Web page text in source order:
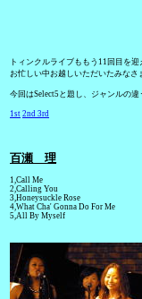
トィンクルライブももう11回目を
お忙しい中お越しいただいたみなさ
今回はSelect5と題し、ジャンルの
1st 2nd 3rd
百瀬 理
1,Call Me
2,Calling You
3,Honeysuckle Rose
4,What Cha' Gonna Do For Me
5,All By Myself